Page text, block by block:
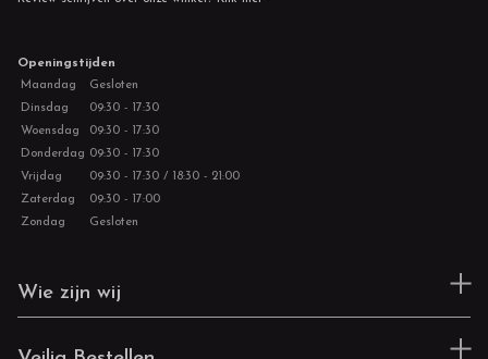
Openingstijden
Maandag
Gesloten
Dinsdag
09:30 - 17:30
Woensdag
09:30 - 17:30
Donderdag 09:30 - 17:30
Vrijdag
09:30 - 17:30 / 18:30 - 21:00
Zaterdag
09:30 - 17:00
Zondag
Gesloten
Wie zijn wij